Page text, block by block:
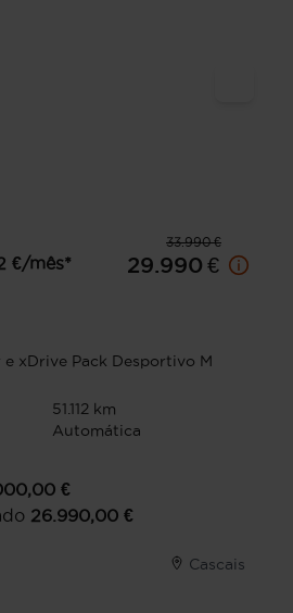
33.990 €
€/mês*
29.990 €
xDrive Pack Desportivo M
51.112 km
Automática
€
26.990,00 €
Cascais